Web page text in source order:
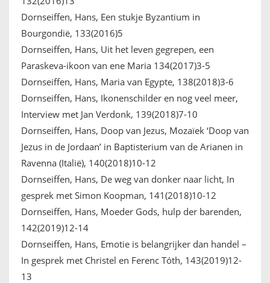
Dornseiffen, Hans, Een stukje Byzantium in
Bourgondië, 133(2016)5
Dornseiffen, Hans, Uit het leven gegrepen, een
Paraskeva-ikoon van ene Maria 134(2017)3-5
Dornseiffen, Hans, Maria van Egypte, 138(2018)3-6
Dornseiffen, Hans, Ikonenschilder en nog veel meer,
Interview met Jan Verdonk, 139(2018)7-10
Dornseiffen, Hans, Doop van Jezus, Mozaïek ‘Doop van
Jezus in de Jordaan’ in Baptisterium van de Arianen in
Ravenna (Italië), 140(2018)10-12
Dornseiffen, Hans, De weg van donker naar licht, In
gesprek met Simon Koopman, 141(2018)10-12
Dornseiffen, Hans, Moeder Gods, hulp der barenden,
142(2019)12-14
Dornseiffen, Hans, Emotie is belangrijker dan handel –
In gesprek met Christel en Ferenc Tóth, 143(2019)12-
13